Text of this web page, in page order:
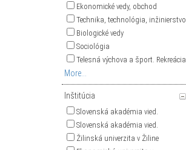
Ekonomické vedy, obchod
Technika, technológia, inžinierstvo
Biologické vedy
Sociológia
Telesná výchova a šport. Rekreácia
More...
Inštitúcia
Slovenská akadémia vied.
Slovenská akadémia vied.
Žilinská univerzita v Žiline